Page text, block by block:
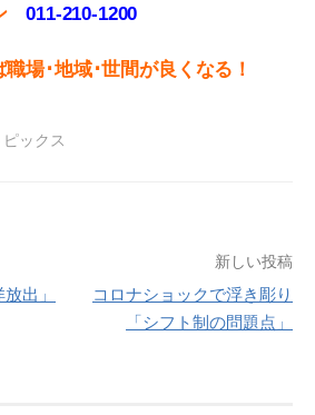
ン011‐210-1200
場･地域･世間が良くなる！
ピックス
出」
新しい投稿
コロナショックで浮き彫り
「シフト制の問題点」